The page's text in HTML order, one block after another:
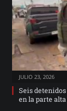
JULIO 23, 2026
Seis
en la parte